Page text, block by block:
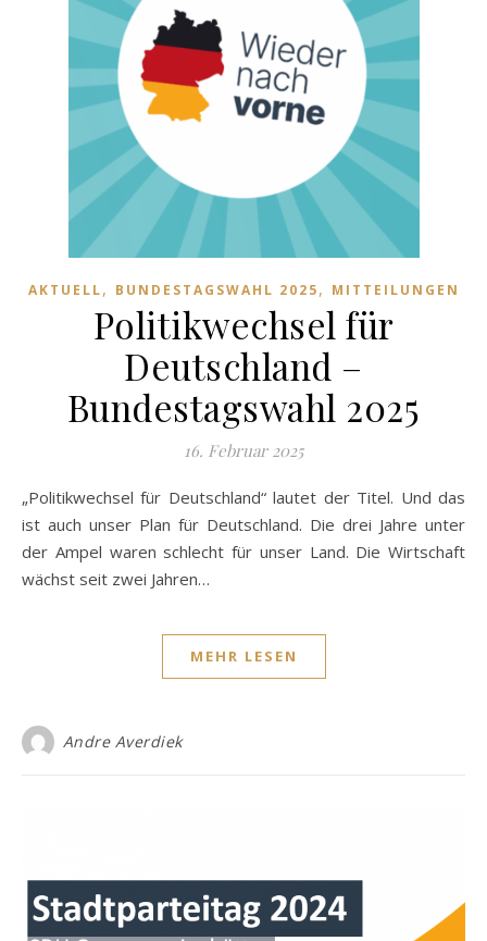
AKTUELL, BUNDESTAGSWAHL 2025, MITTEILUNGEN
Politikwechsel für
Deutschland –
Bundestagswahl 2025
16. Februar 2025
„Politikwechsel für Deutschland“ lautet der Titel. Und das
ist auch unser Plan für Deutschland. Die drei Jahre unter
der Ampel waren schlecht für unser Land. Die Wirtschaft
wächst seit zwei Jahren…
MEHR LESEN
Andre Averdiek